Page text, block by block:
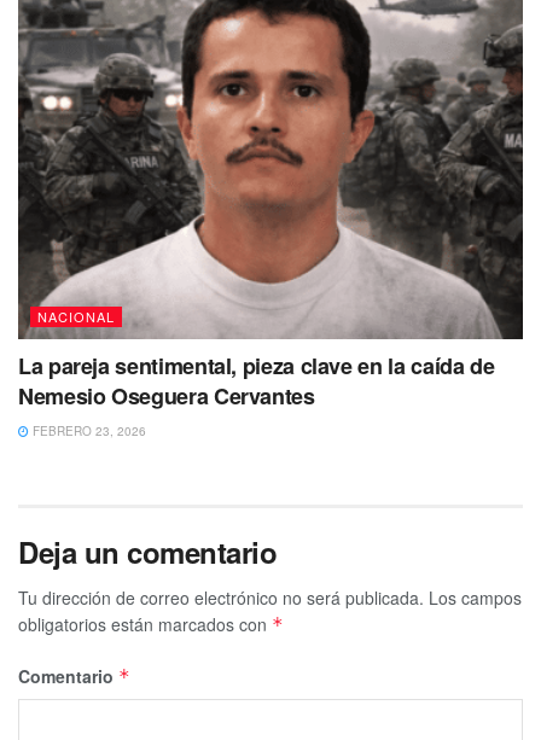
NACIONAL
La pareja sentimental, pieza clave en la caída de
Nemesio Oseguera Cervantes
FEBRERO 23, 2026
Deja un comentario
Tu dirección de correo electrónico no será publicada. Los campos
obligatorios están marcados con *
Comentario *